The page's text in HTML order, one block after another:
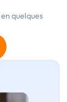
en quelques